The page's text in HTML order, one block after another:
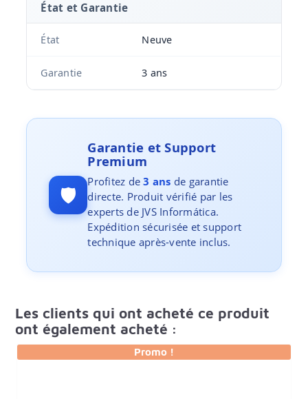
État et Garantie
État Neuve
Garantie 3 ans
🛡️
Garantie et Support
Premium
Profitez de3 ans de garantie
directe. Produit vérifié par les
experts de JVS Informática.
Expédition sécurisée et support
technique après-vente inclus.
Les clients qui ont acheté ce produit
ont également acheté :
Promo !